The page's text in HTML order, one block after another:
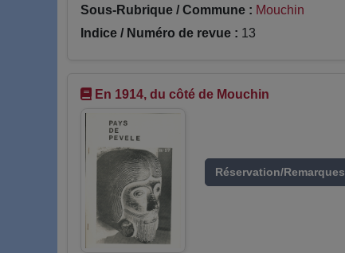
Sous-Rubrique / Commune : Mouchin
Indice / Numéro de revue : 13
En 1914, du côté de Mouchin
Réservation/Remarques